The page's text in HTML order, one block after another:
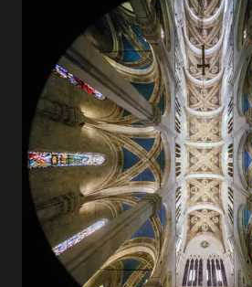
Categorie di
Luoghi
Città
Stili
Elementi
Architetti e